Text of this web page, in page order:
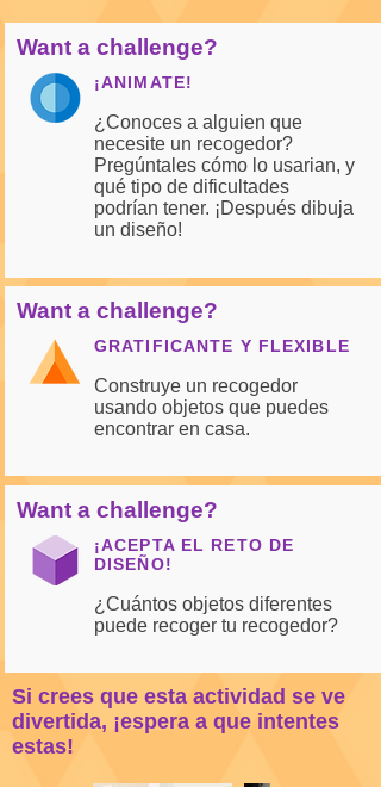
Want a challenge?
¡ANIMATE!
¿Conoces a alguien que
necesite un recogedor?
Pregúntales cómo lo usarian, y
qué tipo de dificultades
podrían tener. ¡Después dibuja
un diseño!
Want a challenge?
GRATIFICANTE Y FLEXIBLE
Construye un recogedor
usando objetos que puedes
encontrar en casa.
Want a challenge?
¡ACEPTA EL RETO DE
DISEÑO!
¿Cuántos objetos diferentes
puede recoger tu recogedor?
Si crees que esta actividad se ve
divertida, ¡espera a que intentes
estas!